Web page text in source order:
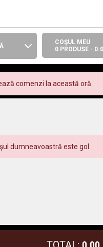
COŞUL MEU
0 PRODUSE -
comenzi la această oră.
dumneavoastră este gol